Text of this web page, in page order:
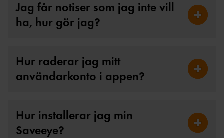
Jag får notiser som jag inte vill
ha, hur gör jag?
Fäll ut
Hur raderar jag mitt
användarkonto i appen?
Fäll ut
Hur installerar jag min
Saveeye?
Fäll ut